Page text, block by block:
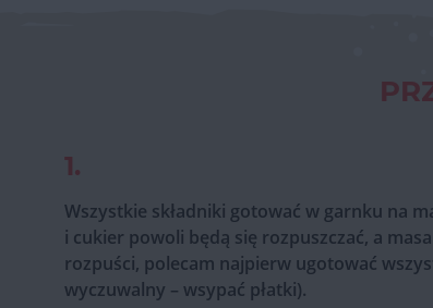
1.
Wszystkie składniki gotować w garnku na
i cukier powoli będą się rozpuszczać, a
rozpuści, polecam najpierw ugotować
wyczuwalny – wsypać płatki).